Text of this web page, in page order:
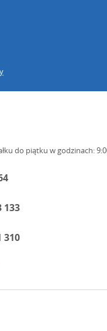
do piątku w godzinach:
133
310